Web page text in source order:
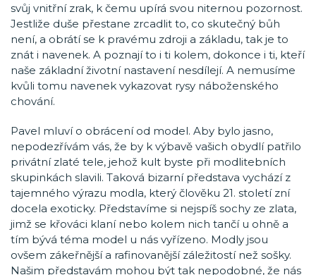
svůj vnitřní zrak, k čemu upírá svou niternou pozornost.
Jestliže duše přestane zrcadlit to, co skutečný bůh
není, a obrátí se k pravému zdroji a základu, tak je to
znát i navenek. A poznají to i ti kolem, dokonce i ti, kteří
naše základní životní nastavení nesdílejí. A nemusíme
kvůli tomu navenek vykazovat rysy náboženského
chování.
Pavel mluví o obrácení od model. Aby bylo jasno,
nepodezřívám vás, že by k výbavě vašich obydlí patřilo
privátní zlaté tele, jehož kult byste při modlitebních
skupinkách slavili. Taková bizarní představa vychází z
tajemného výrazu modla, který člověku 21. století zní
docela exoticky. Představíme si nejspíš sochy ze zlata,
jimž se křováci klaní nebo kolem nich tančí u ohně a
tím bývá téma model u nás vyřízeno. Modly jsou
ovšem zákeřnější a rafinovanější záležitostí než sošky.
Našim představám mohou být tak nepodobné, že nás